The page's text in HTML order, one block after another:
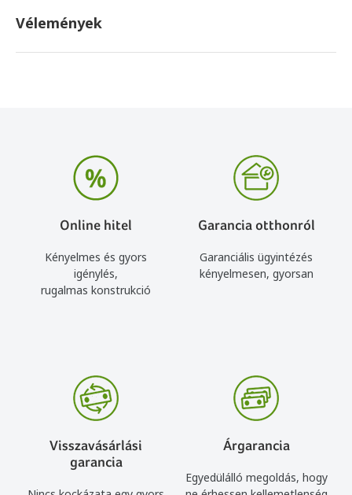
Vélemények
Online hitel
Kényelmes és gyors
igénylés,
rugalmas konstrukció
Garancia otthonról
Garanciális ügyintézés
kényelmesen, gyorsan
Visszavásárlási
garancia
Árgarancia
Egyedülálló megoldás, hogy